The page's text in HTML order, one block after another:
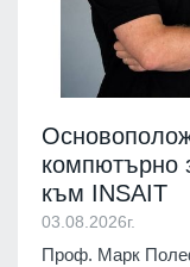
компютърно
към INSAIT
03.08.2026г.
Проф. Марк